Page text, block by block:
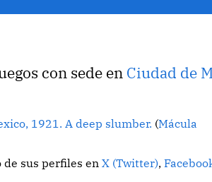
con sede en Ciudad de
1921. A deep slumber. (Mácula
de sus perfiles enX (Twitter),